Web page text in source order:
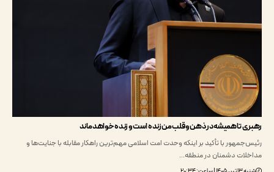
تا همیشه در ذهن و قلب من زنده است و زنده خواهد ماند
با تأکید بر اینکه وحدت امت اسلامی مهم‌ترین راهکار مقابله با جنایت‌ها و
دشمنان در منطقه…